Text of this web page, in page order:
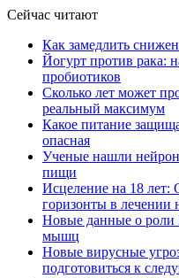
Сейчас читают
Как замедлить
Йогурт против рака:
пробиотиков
Сколько лет может
реальный максимум
Какое питание
опасная
Ученые нашли
пищи
Исцеление на 18 лет:
горизонты в лечении
Новые данные о роли
мышц
Новые вирусные
подготовиться к